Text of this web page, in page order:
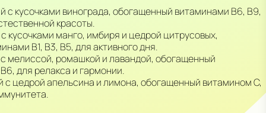
с кусочками винограда, обогащенный витаминами В6, В9,
красоты.
кусочками манго, имбиря и цедрой цитрусовых,
В1, В3, В5, для активного дня.
мелиссой, ромашкой и лавандой, обогащенный
для релакса и гармонии.
с цедрой апельсина и лимона, обогащенный витамином С,